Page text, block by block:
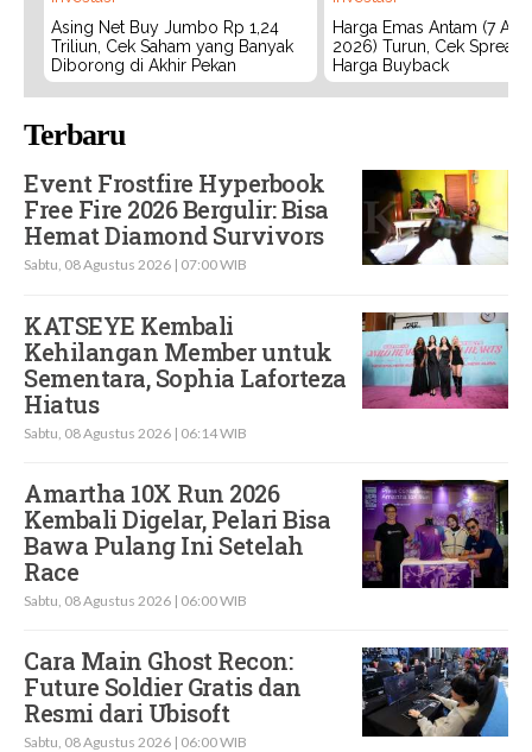
Asing Net Buy Jumbo Rp 1,24
Triliun, Cek Saham yang Banyak
Diborong di Akhir Pekan
Harga Emas Antam (7
2026) Turun, Cek Spread
Harga Buyback
Terbaru
Event Frostfire Hyperbook
Free Fire 2026 Bergulir: Bisa
Hemat Diamond Survivors
Sabtu, 08 Agustus 2026 | 07:00 WIB
KATSEYE Kembali
Kehilangan Member untuk
Sementara, Sophia Laforteza
Hiatus
Sabtu, 08 Agustus 2026 | 06:14 WIB
Amartha 10X Run 2026
Kembali Digelar, Pelari Bisa
Bawa Pulang Ini Setelah
Race
Sabtu, 08 Agustus 2026 | 06:00 WIB
Cara Main Ghost Recon:
Future Soldier Gratis dan
Resmi dari Ubisoft
Sabtu, 08 Agustus 2026 | 06:00 WIB